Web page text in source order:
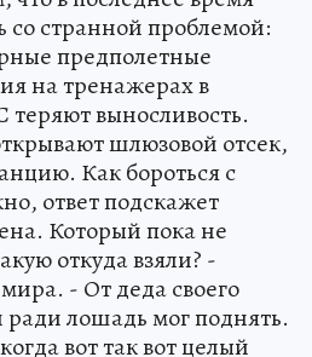
со странной проблемой:
предполетные
на тренажерах в
выносливость.
шлюзовой отсек,
Как бороться с
ответ подскажет
Который пока не
откуда взяли? -
- От деда своего
лошадь мог поднять.
вот так вот целый